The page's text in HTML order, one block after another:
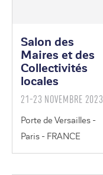
Salon des
Maires et des
Collectivités
locales
21-23 NOVEMBRE 2023
Porte de Versailles -
Paris - FRANCE